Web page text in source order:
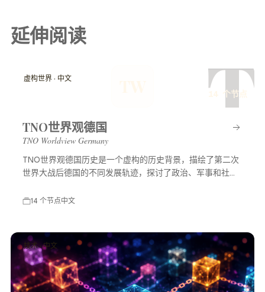
延伸阅读
T
虚构世界 · 中文
14 个节点
TNO世界观德国
TNO Worldview Germany
TNO世界观德国历史是一个虚构的历史背景，描绘了第二次
世界大战后德国的不同发展轨迹，探讨了政治、军事和社会
14 个节点中文
技术 · 中文